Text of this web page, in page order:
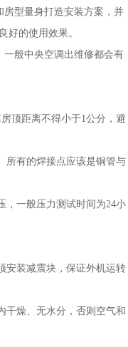
型量身打造安装方案，并
好的使用效果。
般中央空调出维修都会有
顶距离不得小于1公分，避
有的焊接点应该是铜管与
一般压力测试时间为24小
装减震块，保证外机运转
燥、无水分，否则空气和